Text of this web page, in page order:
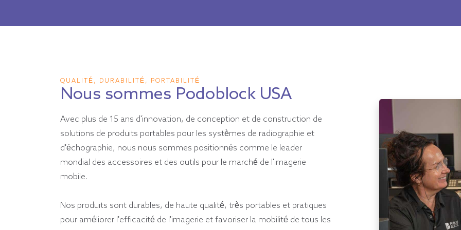
à
QUALITÉ, DURABILITÉ, PORTABILITÉ
Nous sommes Podoblock USA
Avec plus de 15 ans d'innovation, de conception et de construction de
solutions de produits portables pour les systèmes de radiographie et
d'échographie, nous nous sommes positionnés comme le leader
mondial des accessoires et des outils pour le marché de l'imagerie
mobile.
Nos produits sont durables, de haute qualité, très portables et pratiques
pour améliorer l'efficacité de l'imagerie et favoriser la mobilité de tous les